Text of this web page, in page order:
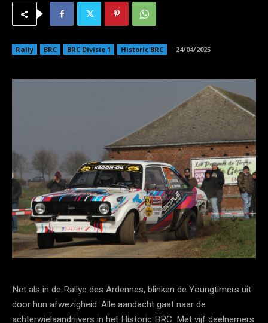
Rally BRC BRC Divisie 1 Historic BRC 24/04/2025
Net als in de Rallye des Ardennes, blinken de Youngtimers uit
door hun afwezigheid. Alle aandacht gaat naar de
achterwielaandrijvers in het Historic BRC. Met vijf deelnemers